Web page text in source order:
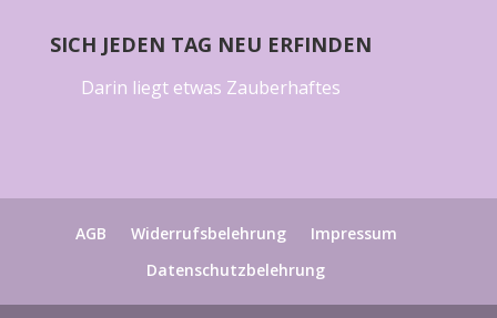
SICH JEDEN TAG NEU ERFINDEN
Darin liegt etwas Zauberhaftes
AGB Widerrufsbelehrung
Impressum
Datenschutzbelehrung